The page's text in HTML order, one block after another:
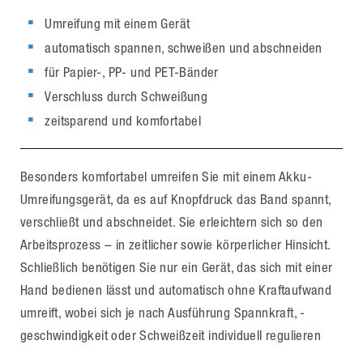
Umreifung mit einem Gerät
automatisch spannen, schweißen und abschneiden
für Papier-, PP- und PET-Bänder
Verschluss durch Schweißung
zeitsparend und komfortabel
Besonders komfortabel umreifen Sie mit einem Akku-
Umreifungsgerät, da es auf Knopfdruck das Band spannt,
verschließt und abschneidet. Sie erleichtern sich so den
Arbeitsprozess – in zeitlicher sowie körperlicher Hinsicht.
Schließlich benötigen Sie nur ein Gerät, das sich mit einer
Hand bedienen lässt und automatisch ohne Kraftaufwand
umreift, wobei sich je nach Ausführung Spannkraft, -
geschwindigkeit oder Schweißzeit individuell regulieren